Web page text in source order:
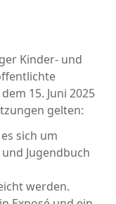
Kinder- und
15. Juni 2025
gelten:
sich um
Jugendbuch
werden.